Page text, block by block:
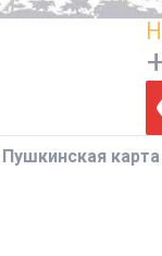
Пушкинская карта